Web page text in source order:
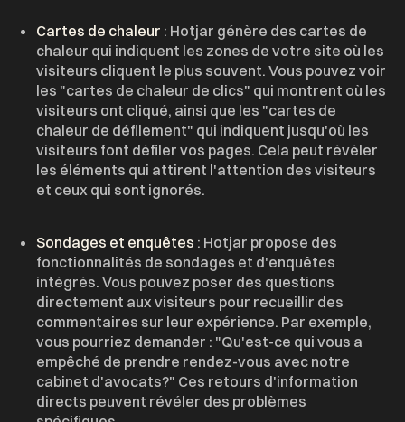
Cartes de chaleur : Hotjar génère des cartes de
chaleur qui indiquent les zones de votre site où les
visiteurs cliquent le plus souvent. Vous pouvez voir
les "cartes de chaleur de clics" qui montrent où les
visiteurs ont cliqué, ainsi que les "cartes de
chaleur de défilement" qui indiquent jusqu'où les
visiteurs font défiler vos pages. Cela peut révéler
les éléments qui attirent l'attention des visiteurs
et ceux qui sont ignorés.
Sondages et enquêtes : Hotjar propose des
fonctionnalités de sondages et d'enquêtes
intégrés. Vous pouvez poser des questions
directement aux visiteurs pour recueillir des
commentaires sur leur expérience. Par exemple,
vous pourriez demander : "Qu'est-ce qui vous a
empêché de prendre rendez-vous avec notre
cabinet d'avocats?" Ces retours d'information
directs peuvent révéler des problèmes